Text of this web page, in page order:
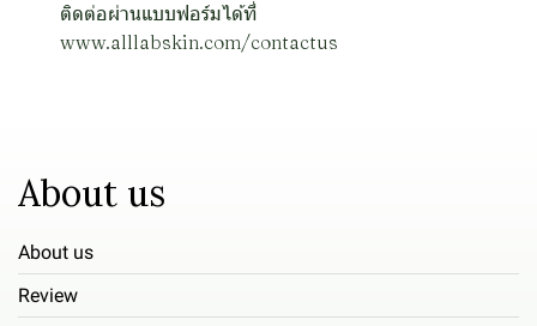
ติดต่อผ่านแบบฟอร์มได้ที่
www.alllabskin.com/contactus
About us
About us
Review